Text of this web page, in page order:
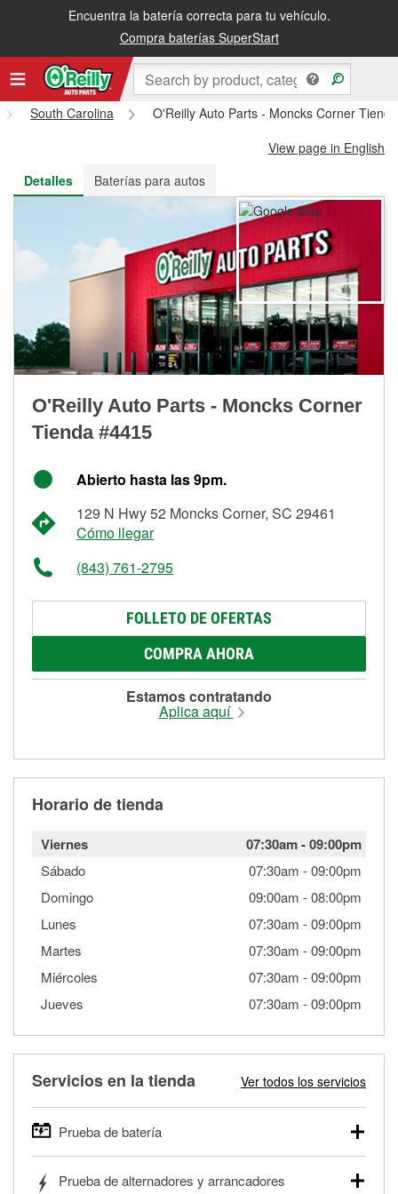
Encuentra la batería correcta para tu vehículo.
Compra baterías SuperStart
Recibe tu orden gratis al día siguiente o recógela en la tienda
South Carolina
O'Reilly Auto Parts - Moncks Corner
View page in English
Detalles
Baterías para autos
O'Reilly Auto Parts - Moncks Corner
Tienda #4415
Abierto hasta las 9pm.
129 N Hwy 52 Moncks Corner, SC 29461
Cómo llegar
(843) 761-2795
FOLLETO DE OFERTAS
COMPRA AHORA
Estamos contratando
Aplica aquí
Horario de tienda
Viernes 07:30am-09:00pm
Sábado 07:30am -09:00pm
Domingo
09:00am -08:00pm
Lunes
07:30am -09:00pm
Martes
07:30am -09:00pm
Miércoles
07:30am -09:00pm
Jueves
07:30am -09:00pm
Servicios en la tienda Ver todos los servicios
Prueba de batería
autos, camionetas, SUVs, vehículos comerciales y
Prueba de alternadores y arrancadores